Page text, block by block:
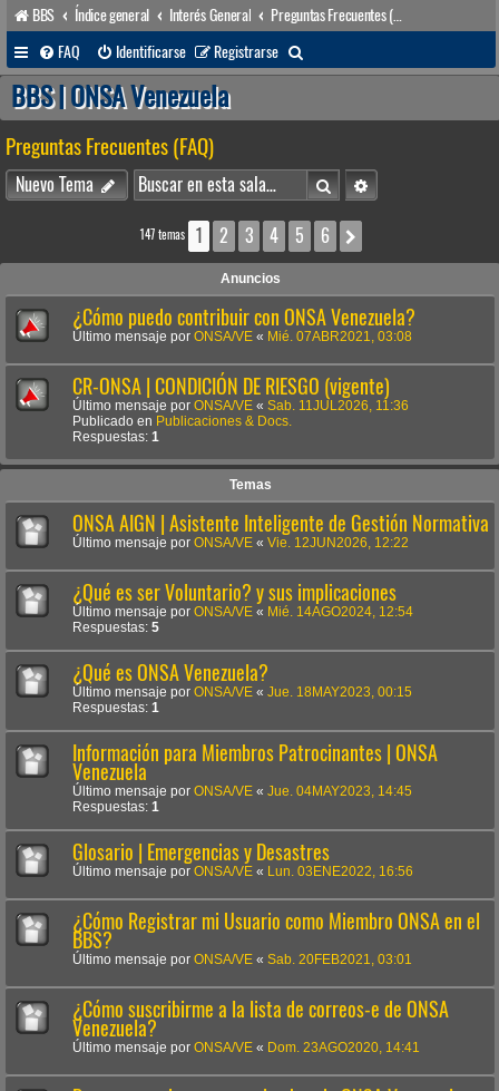
BBS Índice general Interés General
Preguntas Frecuentes (FAQ)
FAQ
Identificarse Registrarse
u
a
r
BBS | ONSA Venezuela
Preguntas Frecuentes (FAQ)
Nuevo Tema BuscarBúsqueda avanzada
147 temas 1 2 3 4 5 6
Anuncios
¿Cómo puedo contribuir con ONSA Venezuela?
Último mensaje por ONSA/VE « Mié. 07ABR2021, 03:08
CR-ONSA | CONDICIÓN DE RIESGO (vigente)
Último mensaje por ONSA/VE « Sab. 11JUL2026, 11:36
Publicado en Publicaciones & Docs.
Respuestas: 1
Temas
ONSA AIGN | Asistente Inteligente de Gestión Normativa
Último mensaje por ONSA/VE « Vie. 12JUN2026, 12:22
¿Qué es ser Voluntario? y sus implicaciones
Último mensaje por ONSA/VE « Mié. 14AGO2024, 12:54
Respuestas: 5
¿Qué es ONSA Venezuela?
Último mensaje por ONSA/VE « Jue. 18MAY2023, 00:15
Respuestas: 1
Información para Miembros Patrocinantes | ONSA
Venezuela
Último mensaje por ONSA/VE « Jue. 04MAY2023, 14:45
Respuestas: 1
Glosario | Emergencias y Desastres
Último mensaje por ONSA/VE « Lun. 03ENE2022, 16:56
¿Cómo Registrar mi Usuario como Miembro ONSA en el
BBS?
Último mensaje por ONSA/VE « Sab. 20FEB2021, 03:01
¿Cómo suscribirme a la lista de correos-e de ONSA
Venezuela?
Último mensaje por ONSA/VE « Dom. 23AGO2020, 14:41